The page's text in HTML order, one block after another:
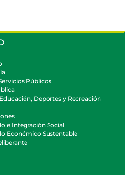
Públicos
Deportes y Recreación
e Integración Social
Económico Sustentable